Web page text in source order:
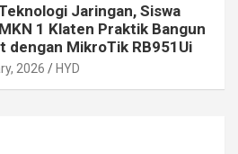
Jaringan, Siswa
1 Klaten Praktik Bangun
dengan MikroTik RB951Ui
2026 HYD